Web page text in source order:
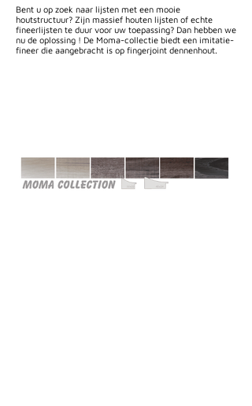
Bent u op zoek naar lijsten met een mooie
houtstructuur? Zijn massief houten lijsten of echte
fineerlijsten te duur voor uw toepassing? Dan hebben we
nu de oplossing ! De Moma-collectie biedt een imitatie-
fineer die aangebracht is op fingerjoint dennenhout.